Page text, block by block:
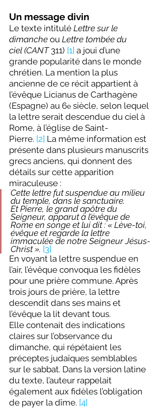
Un message divin
Le texte intitulé Lettre sur le
dimanche ou Lettre tombée du
ciel (CANT 311) [1] a joui d’une
grande popularité dans le monde
chrétien. La mention la plus
ancienne de ce récit appartient à
l’évêque Licianus de Carthagène
(Espagne) au 6e siècle, selon lequel
la lettre serait descendue du ciel à
Rome, à l’église de Saint-
Pierre. [2] La même information est
présente dans plusieurs manuscrits
grecs anciens, qui donnent des
détails sur cette apparition
miraculeuse :
Cette lettre fut suspendue au milieu
du temple, dans le sanctuaire.
Et Pierre, le grand apôtre du
Seigneur, apparut à l’évêque de
Rome en songe et lui dit : « Lève-toi,
évêque et regarde la lettre
immaculée de notre Seigneur Jésus-
Christ ». [3]
En voyant la lettre suspendue en
l’air, l’évêque convoqua les fidèles
pour une prière commune. Après
trois jours de prière, la lettre
descendit dans ses mains et
l’évêque la lit devant tous.
Elle contenait des indications
claires sur l’observance du
dimanche, qui répétaient les
préceptes judaïques semblables
sur le sabbat. Dans la version latine
du texte, l’auteur rappelait
également aux fidèles l’obligation
de payer la dîme. [4]